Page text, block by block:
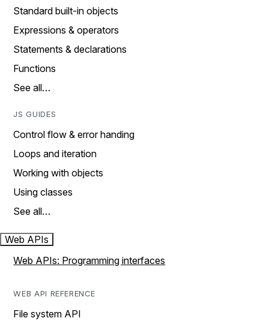
Standard built-in objects
Expressions & operators
Statements & declarations
Functions
See all…
JS GUIDES
Control flow & error handing
Loops and iteration
Working with objects
Using classes
See all…
Web APIs
Web APIs: Programming interfaces
WEB API REFERENCE
File system API